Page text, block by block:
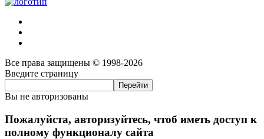
Все права защищены © 1998-2026
Введите страницу
Вы не авторизованы
Пожалуйста, авторизуйтесь, чтоб иметь доступ к
полному функционалу сайта